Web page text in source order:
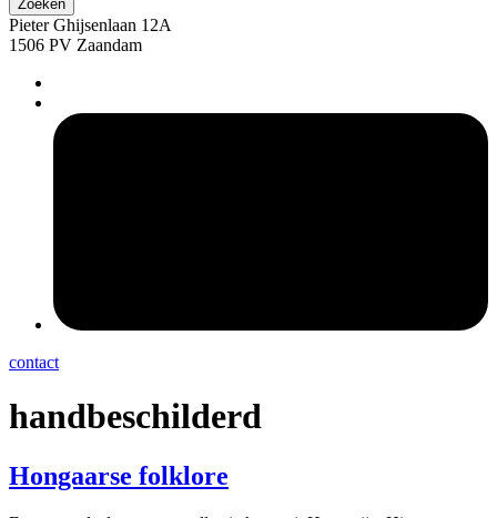
Pieter Ghijsenlaan 12A
1506 PV Zaandam
contact
handbeschilderd
Hongaarse folklore